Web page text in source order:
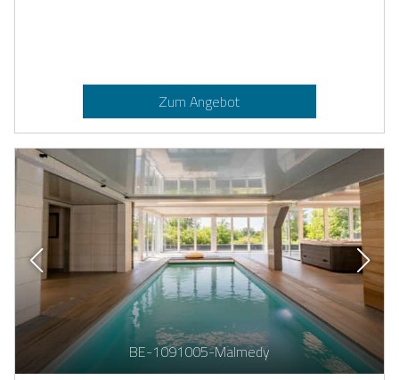
Zum Angebot
BE-1091005-Malmedy